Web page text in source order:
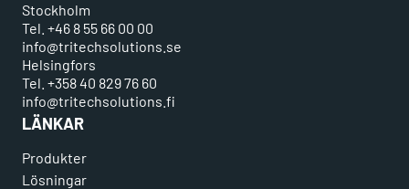
Stockholm
Tel. +46 8 55 66 00 00
info@tritechsolutions.se
Helsingfors
Tel. +358 40 829 76 60
info@tritechsolutions.fi
LÄNKAR
Produkter
Lösningar